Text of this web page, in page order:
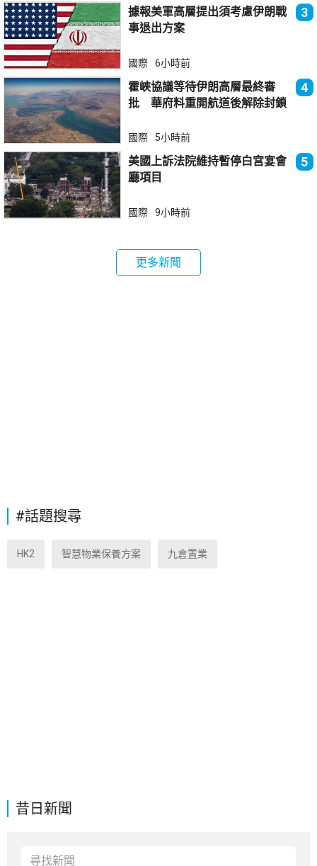
昔日新聞
據報美軍高層提出須考慮伊朗戰
事退出方案
3
國際 6小時前
霍峽協議等待伊朗高層最終審
批 華府料重開航道後解除封鎖
4
國際 5小時前
美國上訴法院維持暫停白宮宴會
廳項目
5
國際 9小時前
更多新聞
#話題搜尋
HK2 智慧物業保養方案 九倉置業